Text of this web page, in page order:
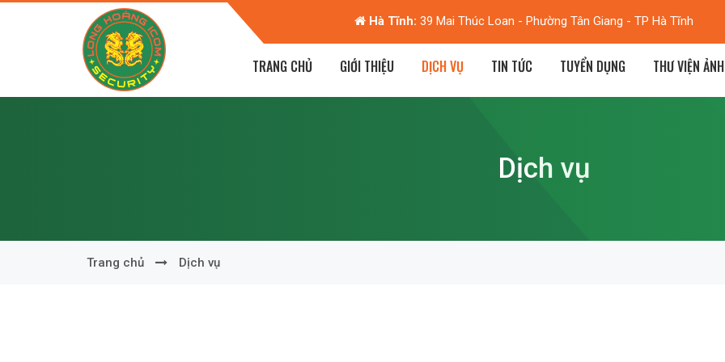
Dương Nội, Hà Đông, Hà Nội Hà Tĩnh: 39 Mai Thúc Loan - Phường Tân Giang - TP Hà Tĩnh
TRANG CHỦ GIỚI THIỆU DỊCH VỤ TIN TỨC TUYỂN DỤNG THƯ VIỆN ẢNH
Dịch vụ
Trang chủ Dịch vụ